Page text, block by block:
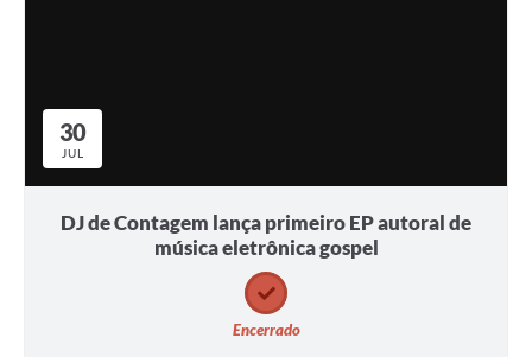
30
JUL
DJ de Contagem lança primeiro EP autoral de
música eletrônica gospel
Encerrado